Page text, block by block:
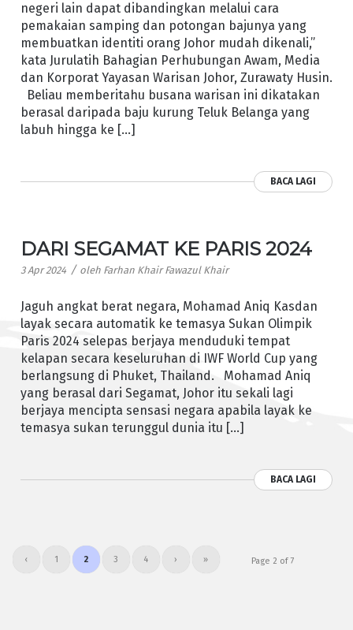
negeri lain dapat dibandingkan melalui cara
pemakaian samping dan potongan bajunya yang
membuatkan identiti orang Johor mudah dikenali,”
kata Jurulatih Bahagian Perhubungan Awam, Media
dan Korporat Yayasan Warisan Johor, Zurawaty Husin.
Beliau memberitahu busana warisan ini dikatakan
berasal daripada baju kurung Teluk Belanga yang
labuh hingga ke […]
BACA LAGI
DARI SEGAMAT KE PARIS 2024
3 Apr 2024 / oleh Farhan Khair Fawazul Khair
Jaguh angkat berat negara, Mohamad Aniq Kasdan
layak secara automatik ke temasya Sukan Olimpik
Paris 2024 selepas berjaya menduduki tempat
kelapan secara keseluruhan di IWF World Cup yang
berlangsung di Phuket, Thailand. Mohamad Aniq
yang berasal dari Segamat, Johor itu sekali lagi
berjaya mencipta sensasi negara apabila layak ke
temasya sukan terunggul dunia itu […]
BACA LAGI
Page 2 of 7
‹ 1 2 3 4 › »